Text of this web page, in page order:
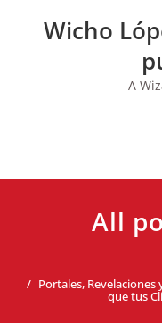
Wicho
A
All
Portales, Revelaciones
que tus